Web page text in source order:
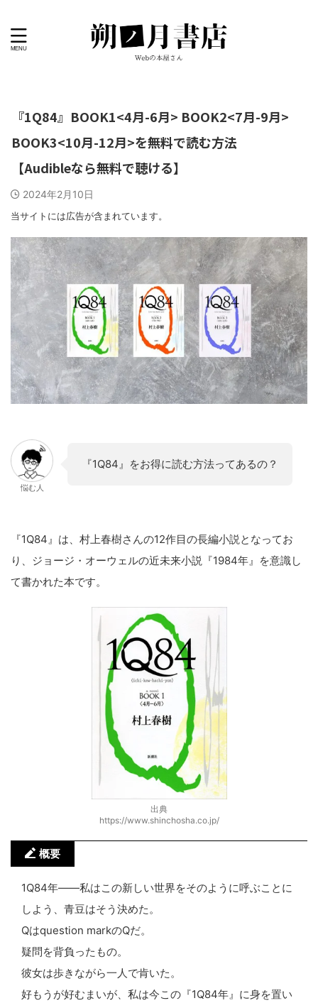
『1Q84』BOOK1<4月-6月> BOOK2<7月-9月>
BOOK3<10月-12月>を無料で読む方法
【Audibleなら無料で聴ける】
2024年2月10日
当サイトには広告が含まれています。
悩む人
『1Q84』をお得に読む方法ってあるの？
『1Q84』は、村上春樹さんの12作目の長編小説となってお
り、ジョージ・オーウェルの近未来小説『1984年』を意識し
て書かれた本です。
出典
https://www.shinchosha.co.jp/
概要
1Q84年――私はこの新しい世界をそのように呼ぶことに
しよう、青豆はそう決めた。
Qはquestion markのQだ。
疑問を背負ったもの。
彼女は歩きながら一人で肯いた。
好もうが好むまいが、私は今この『1Q84年』に身を置い